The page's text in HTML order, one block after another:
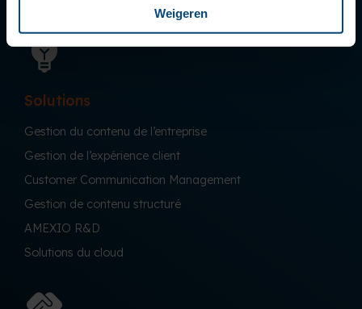
Weigeren
Solutions
Gestion du contenu de l’entreprise
Gestion de l’expérience client
Customer Communication Management
Gestion de contenu structuré
AMEXIO R&D
Solutions du cloud